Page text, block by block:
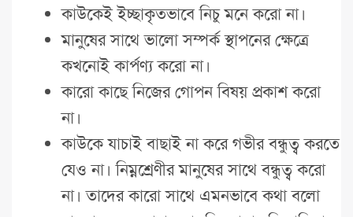
কাউকেই ইচ্ছাকৃতভাবে নিচু মনে করো না।
মানুষের সাথে ভালো সম্পর্ক স্থাপনের ক্ষেত্রে
কখনোই কার্পণ্য করো না।
কারো কাছে নিজের গোপন বিষয় প্রকাশ করো
না।
কাউকে যাচাই বাছাই না করে গভীর বন্ধুত্ব করতে
যেও না। নিম্নশ্রেণীর মানুষের সাথে বন্ধুত্ব করো
না। তাদের কারো সাথে এমনভাবে কথা বলো